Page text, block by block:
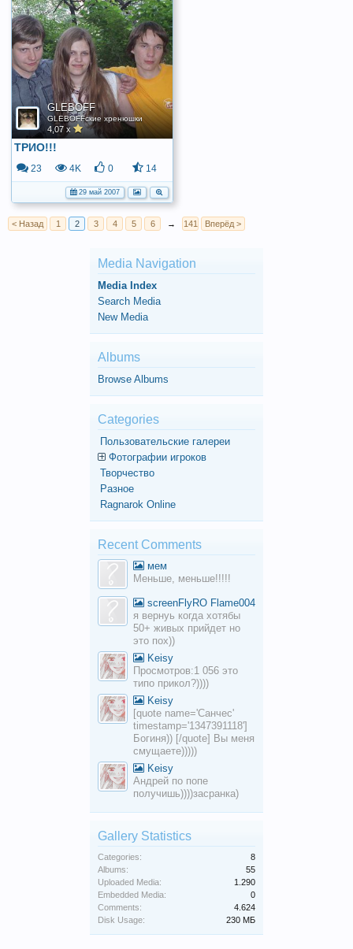
GLEBOFF
GLEBOFFские хренюшки
4,07 x
ТРИО!!!
23 4K 0 14
29 май 2007
< Назад 1 2 3 4 5 6 → 141 Вперёд >
Media Navigation
Media Index
Search Media
New Media
Albums
Browse Albums
Categories
Пользовательские галереи
Фотографии игроков
Творчество
Разное
Ragnarok Online
Recent Comments
мем
Меньше, меньше!!!!!
screenFlyRO Flame004
я вернуь когда хотябы
50+ живых прийдет но
это пох))
Keisy
Просмотров:1 056 это
типо прикол?))))
Keisy
[quote name='Санчес'
timestamp='1347391118']
Богиня)) [/quote] Вы меня
смущаете)))))
Keisy
Андрей по попе
получишь))))засранка)
Gallery Statistics
Categories:
8
Albums:
55
Uploaded Media:
1.290
Embedded Media:
0
Comments:
4.624
Disk Usage:
230 МБ